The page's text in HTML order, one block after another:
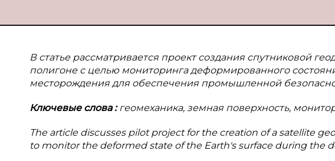
В статье рассматривается проект создания спутниковой
полигоне с целью мониторинга деформированного
месторождения для обеспечения промышленной
Ключевые слова:геомеханика, земная поверхность,
The article discusses pilot project for the creation of a satellite
to monitor the deformed state of the Earth's surface during the